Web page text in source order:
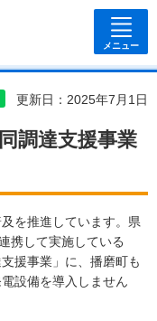
メニュー
更新日：2025年7月1日
調達支援事業
を推進しています。県
携して実施している
援事業」に、播磨町も
設備を導入しません